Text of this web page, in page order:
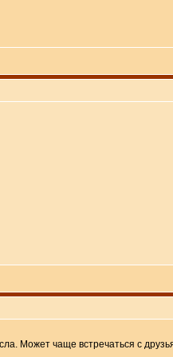
Может чаще встречаться с